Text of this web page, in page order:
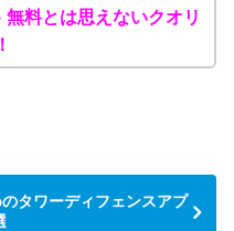
無料とは思えないクオリ
タワーディフェンスアプ